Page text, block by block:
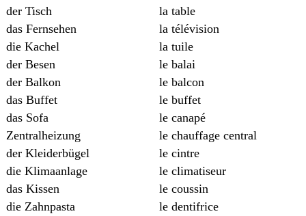
der Tisch
la table
das Fernsehen
la télévision
die Kachel
la tuile
der Besen
le balai
der Balkon
le balcon
das Buffet
le buffet
das Sofa
le canapé
Zentralheizung
le chauffage central
der Kleiderbügel
le cintre
die Klimaanlage
le climatiseur
das Kissen
le coussin
die Zahnpasta
le dentifrice